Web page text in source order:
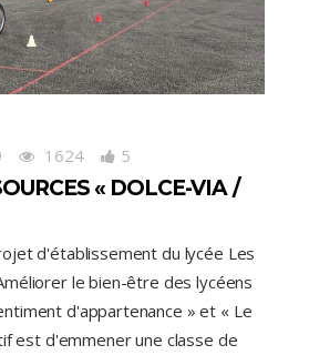
1624 5
« DOLCE-VIA /
d'établissement du lycée Les
le bien-être des lycéens
d'appartenance » et « Le
est d'emmener une classe de